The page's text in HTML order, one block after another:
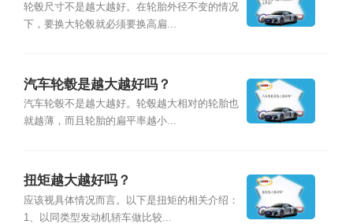
轮毂尺寸不是越大越好。在轮胎外径不变的情况
下，要换大轮毂就必须要换高扁...
汽车轮毂是越大越好吗？
汽车轮毂不是越大越好。轮毂越大相对的轮胎也
就越薄，而且轮胎的扁平率越小...
扭矩越大越好吗？
应该视具体情况而言。以下是扭矩的相关介绍：
1、以同类型发动机轿车做比较...